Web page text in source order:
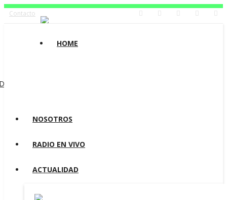
Contacto
COMECHINGONES
HOME
NOSOTROS
RADIO EN VIVO
ACTUALIDAD